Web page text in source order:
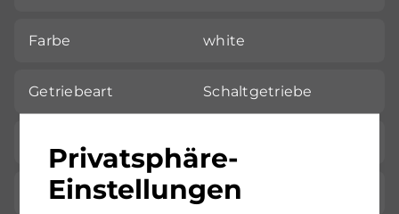
Privatsphäre-
Einstellungen
Farbe white
Getriebeart Schaltgetriebe
Karosserie
Standort NFZ Center Pratteln